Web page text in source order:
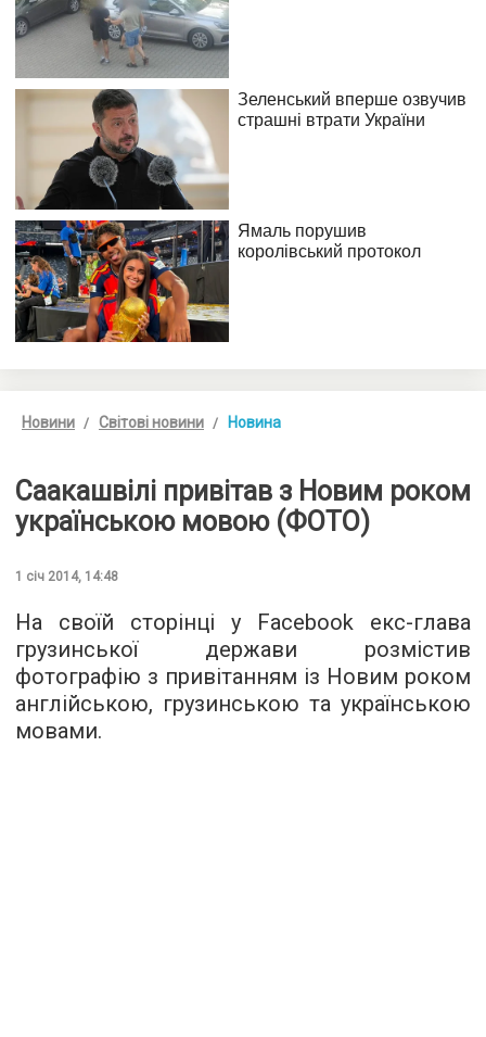
Новини Світові новини Новина
Саакашвілі привітав з Новим роком
українською мовою (ФОТО)
1 січ 2014, 14:48
На своїй сторінці у Facebook екс-глава
грузинської держави розмістив
фотографію з привітанням із Новим роком
англійською, грузинською та українською
мовами.